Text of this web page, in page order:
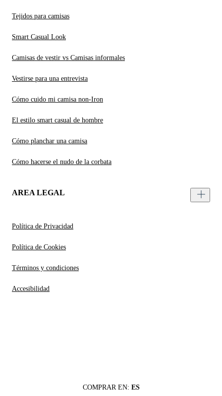
Tejidos para camisas
Smart Casual Look
Camisas de vestir vs Camisas informales
Vestirse para una entrevista
Cómo cuido mi camisa non-Iron
El estilo smart casual de hombre
Cómo planchar una camisa
Cómo hacerse el nudo de la corbata
AREA LEGAL
Política de Privacidad
Política de Cookies
Términos y condiciones
Accesibilidad
COMPRAR EN: ES